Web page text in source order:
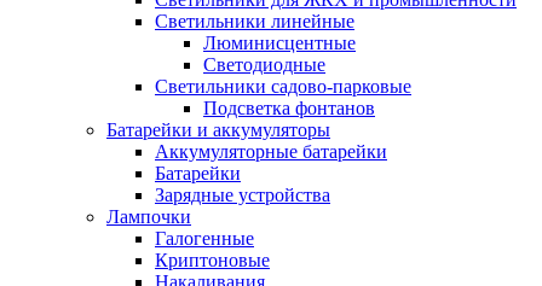
Светильники линейные
Люминисцентные
Светодиодные
Светильники садово-парковые
Подсветка фонтанов
Батарейки и аккумуляторы
Аккумуляторные батарейки
Батарейки
Зарядные устройства
Лампочки
Галогенные
Криптоновые
Накаливания